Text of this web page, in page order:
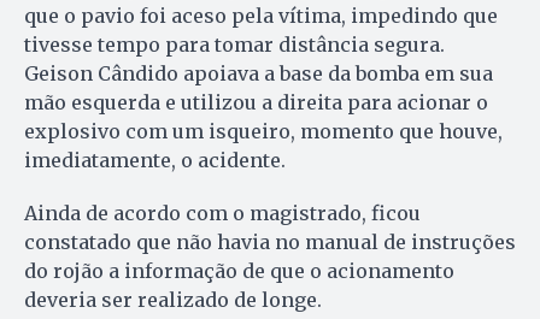
que o pavio foi aceso pela vítima, impedindo que
tivesse tempo para tomar distância segura.
Geison Cândido apoiava a base da bomba em sua
mão esquerda e utilizou a direita para acionar o
explosivo com um isqueiro, momento que houve,
imediatamente, o acidente.
Ainda de acordo com o magistrado, ficou
constatado que não havia no manual de instruções
do rojão a informação de que o acionamento
deveria ser realizado de longe.